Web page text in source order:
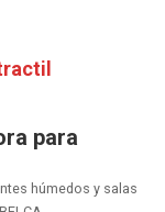
para
húmedos y salas